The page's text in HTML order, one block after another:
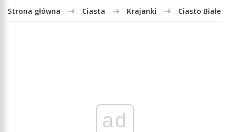
Strona główna Ciasta Krajanki Ciasto Białe
ad